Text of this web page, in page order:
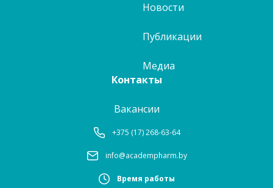
Новости
Публикации
Медиа
Контакты
Вакансии
+375 (17) 268-63-64
info@academpharm.by
Время работы